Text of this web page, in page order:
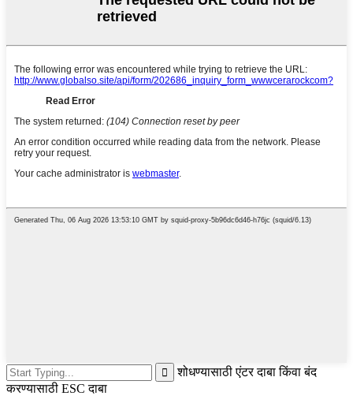
शोधण्यासाठी एंटर दाबा किंवा बंद
करण्यासाठी ESC दाबा